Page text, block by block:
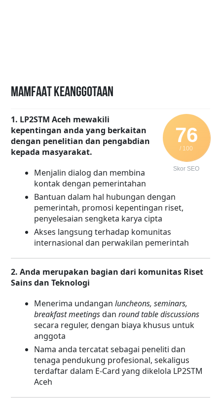
MAMFAAT KEANGGOTAAN
76
/ 100
Skor SEO
1. LP2STM Aceh mewakili
kepentingan anda yang berkaitan
dengan penelitian dan pengabdian
kepada masyarakat.
Menjalin dialog dan membina
kontak dengan pemerintahan
Bantuan dalam hal hubungan dengan
pemerintah, promosi kepentingan riset,
penyelesaian sengketa karya cipta
Akses langsung terhadap komunitas
internasional dan perwakilan pemerintah
2. Anda merupakan bagian dari komunitas Riset
Sains dan Teknologi
Menerima undanganluncheons, seminars,
breakfast meetingsdanround table discussions
secara reguler, dengan biaya khusus untuk
anggota
Nama anda tercatat sebagai peneliti dan
tenaga pendukung profesional, sekaligus
terdaftar dalam E-Card yang dikelola LP2STM
Aceh